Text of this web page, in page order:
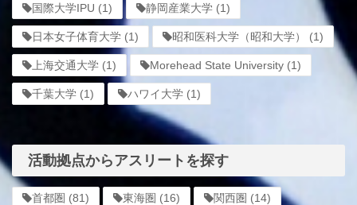
国際大学IPU (1) 静岡産業大学 (1)
日本女子体育大学 (1) 昭和医科大学（昭和大学） (1)
上海交通大学 (1) Morehead State University (1)
千葉大学 (1) ハワイ大学 (1)
活動拠点からアスリートを探す
首都圏 (81) 東海圏 (16) 関西圏 (14)